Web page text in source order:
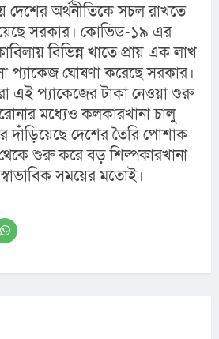
অর্থনীতিকে সচল রাখতে
সরকার। কোভিড-১৯ এর
বিভিন্ন খাতে প্রায় এক লাখ
প্যাকেজ ঘোষণা করেছে সরকার।
এই প্যাকেজের টাকা নেওয়া শুরু
মধ্যেও কলকারখানা চালু
দাঁড়িয়েছে দেশের তৈরি পোশাক
শুরু করে বড় শিল্পকারখানা
সময়ের মতোই।